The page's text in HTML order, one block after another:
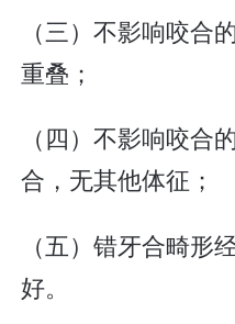
（三）不影响咬合
重叠；
（四）不影响咬合
合，无其他体征；
（五）错牙合畸形
好。